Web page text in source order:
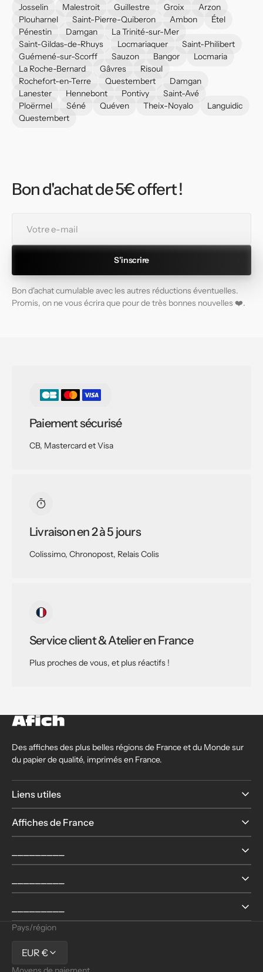
Josselin
Malestroit Guillestre Groix
Arzon
Plouharnel
Saint-Pierre-Quiberon Ambon
Étel
Pénestin
Damgan
La Trinité-sur-Mer
Saint-Gildas-de-Rhuys
Locmariaquer
Saint-Philibert
Guémené-sur-Scorff
Sauzon Bangor
Locmaria
La Roche-Bernard
Gâvres
Risoul
Rochefort-en-Terre
Questembert
Damgan
Lanester
Hennebont Pontivy
Saint-Avé
Ploërmel
Séné Quéven Theix-Noyalo
Languidic
Questembert
Bon d'achat de 5€ offert !
mail
S'inscrire
Bon d'achat cumulable avec les autres réductions éventuelles.
Promis, on ne vous écrira que pour de très bonnes nouvelles ❤️.
Paiement sécurisé
CB, Mastercard et Visa
Livraison en 2 à 5 jours
Colissimo, Chronopost, Relais Colis
Service client & Atelier en France
Plus proches de vous, et plus réactifs !
Des affiches des plus belles régions de France et du Monde sur
du papier de qualité, imprimés en France.
Liens utiles
Affiches de France
Pays/région
EUR €